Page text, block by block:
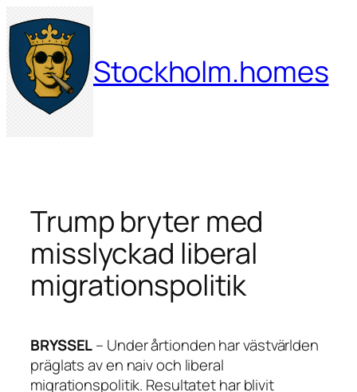
Hoppa
till
innehåll
Stockholm.homes
Trump bryter med
misslyckad liberal
migrationspolitik
BRYSSEL– Under årtionden har västvärlden
präglats av en naiv och liberal
migrationspolitik. Resultatet har blivit